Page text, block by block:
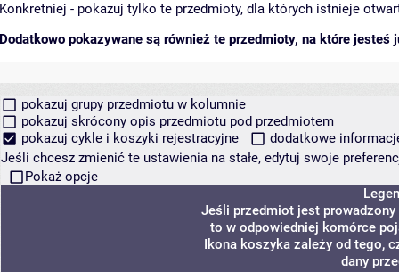
Konkretniej - pokazuj tylko te przedmioty, dla których istnieje
Dodatkowo pokazywane są również te przedmioty, na które jesteś
pokazuj grupy przedmiotu w kolumnie
pokazuj skrócony opis przedmiotu pod przedmiotem
pokazuj cykle i koszyki rejestracyjne
dodatkowe
Jeśli chcesz zmienić te ustawienia na stałe, edytuj swoje
Pokaż opcje
Jeśli przedmiot jest prowadzony
to w odpowiedniej komórce
Ikona koszyka zależy od tego,
dany